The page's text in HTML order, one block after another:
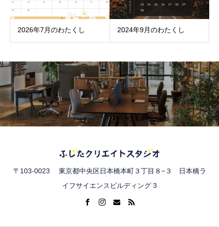
2026年7月のわたくし 2024年9月のわたくし
〒103-0023 東京都中央区日本橋本町３丁目８−３ 日本橋ラ
イフサイエンスビルディング 3